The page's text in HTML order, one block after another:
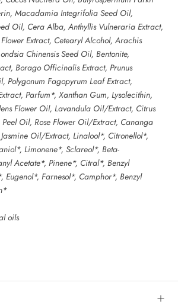
Macadamia Integrifolia Seed Oil,
Oil, Cera Alba, Anthyllis Vulneraria Extract,
Extract, Cetearyl Alcohol, Arachis
Chinensis Seed Oil, Bentonite,
Borago Officinalis Extract, Prunus
Polygonum Fagopyrum Leaf Extract,
Parfum*, Xanthan Gum, Lysolecithin,
Flower Oil, Lavandula Oil/Extract, Citrus
Oil, Rose Flower Oil/Extract, Cananga
Oil/Extract, Linalool*, Citronellol*,
Limonene*, Sclareol*, Beta-
Acetate*, Pinene*, Citral*, Benzyl
Eugenol*, Farnesol*, Camphor*, Benzyl
oils